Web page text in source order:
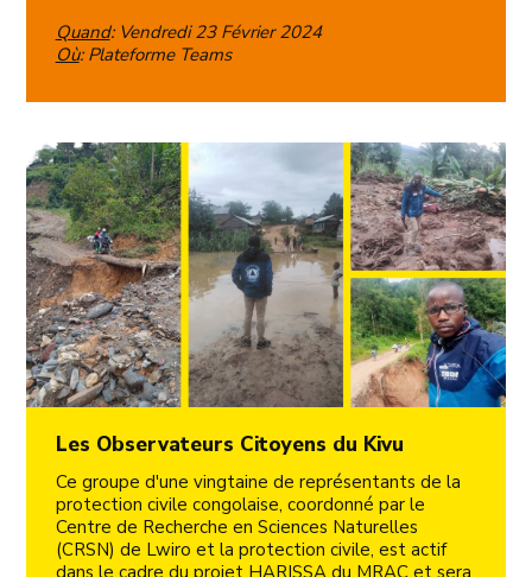
Quand: Vendredi 23 Février 2024
Où: Plateforme Teams
Les Observateurs Citoyens du Kivu
Ce groupe d'une vingtaine de représentants de la
protection civile congolaise, coordonné par le
Centre de Recherche en Sciences Naturelles
(CRSN) de Lwiro et la protection civile, est actif
dans le cadre du projet HARISSA du MRAC et sera